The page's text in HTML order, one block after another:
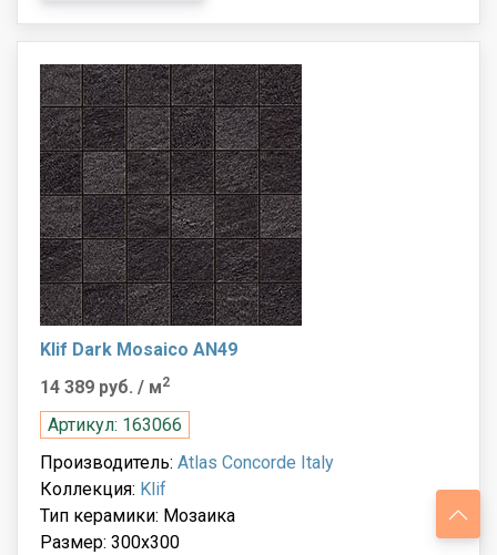
Klif Dark Mosaico AN49
14 389 руб. / м2
Артикул: 163066
Производитель: Atlas Concorde Italy
Коллекция: Klif
Тип керамики: Мозаика
Размер: 300x300